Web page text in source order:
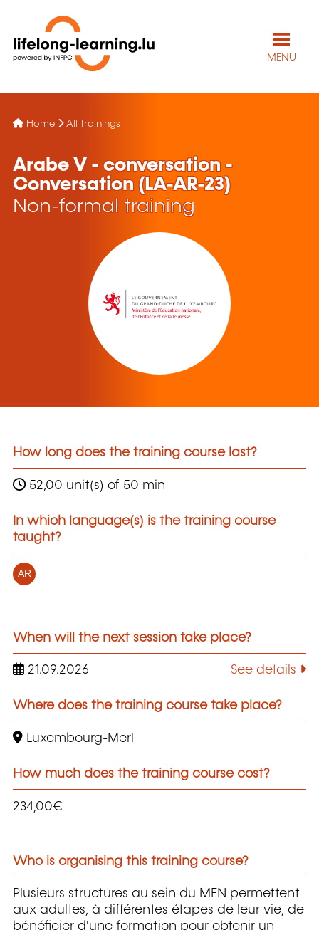
MENU
Home All trainings
Arabe V - conversation -
Conversation (LA-AR-23)
Non-formal training
How long does the training course last?
52,00 unit(s) of 50 min
In which language(s) is the training course
taught?
AR
When will the next session take place?
21.09.2026 See details
Where does the training course take place?
Luxembourg-Merl
How much does the training course cost?
234,00€
Who is organising this training course?
Plusieurs structures au sein du MEN permettent
aux adultes, à différentes étapes de leur vie, de
bénéficier d'une formation pour obtenir un